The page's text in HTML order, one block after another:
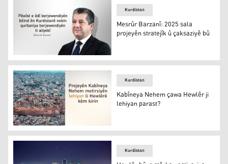
Mesrûr Barzanî: 2025 sala projeyên stratejîk û
Kurdistan
Mesrûr Barzanî: 2025 sala
projeyên stratejîk û çaksaziyê bû
Kabîneya Nehem çawa Hewlêr ji lehiyan parast?
Kurdistan
Kabîneya Nehem çawa Hewlêr ji
lehiyan parast?
Kurdistan